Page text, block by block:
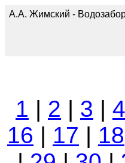
А.А. Жимский -
1 | 2 | 3 | 4
16 | 17 | 18